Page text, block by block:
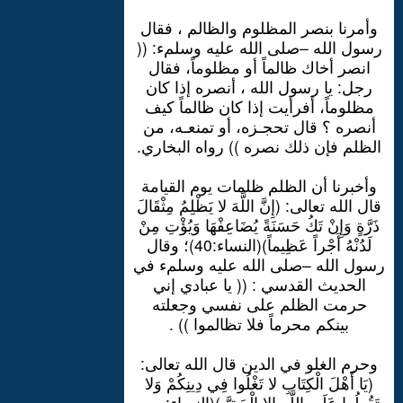
وأمرنا بنصر المظلوم والظالم ، فقال
رسول الله –صلى الله عليه وسلمء: ((
انصر أخاك ظالماً أو مظلوماً، فقال
رجل: يا رسول الله ، أنصره إذا كان
مظلوماً، أفرأيت إذا كان ظالماً كيف
أنصره ؟ قال تحجـزه، أو تمنعـه، من
الظلم فإن ذلك نصره )) رواه البخاري.
وأخبرنا أن الظلم ظلمات يوم القيامة
قال الله تعالى: (إِنَّ اللَّهَ لا يَظْلِمُ مِثْقَالَ
ذَرَّةٍ وَإِنْ تَكُ حَسَنَةً يُضَاعِفْهَا وَيُؤْتِ مِنْ
لَدُنْهُ أَجْراً عَظِيماً)(النساء:40)؛ وقال
رسول الله –صلى الله عليه وسلمء في
الحديث القدسي : (( يا عبادي إني
حرمت الظلم على نفسي وجعلته
بينكم محرماً فلا تظالموا )) .
وحرم الغلو في الدين قال الله تعالى:
(يَا أَهْلَ الْكِتَابِ لا تَغْلُوا فِي دِينِكُمْ وَلا